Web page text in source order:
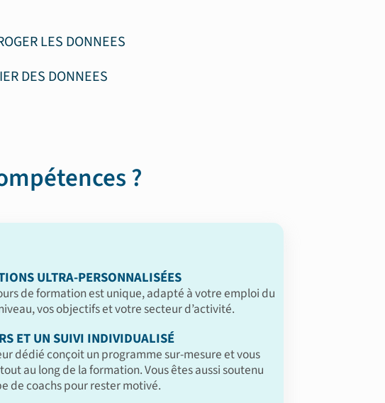
LES DONNEES
DES DONNEES
?
ULTRA-PERSONNALISÉES
de formation est unique, adapté à votre emploi du
vos objectifs et votre secteur d’activité.
ET UN SUIVI INDIVIDUALISÉ
dédié conçoit un programme sur-mesure et vous
au long de la formation. Vous êtes aussi soutenu
de coachs pour rester motivé.